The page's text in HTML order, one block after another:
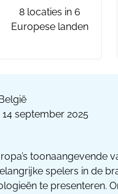
8 locaties in 6
Europese landen
september 2025
toonaangevende
spelers in de
te presenteren.